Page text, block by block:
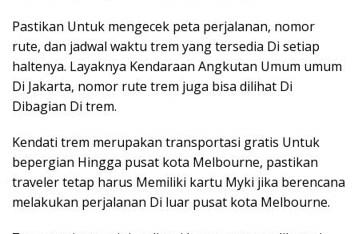
Pastikan Untuk mengecek peta perjalanan, nomor
rute, dan jadwal waktu trem yang tersedia Di setiap
haltenya. Layaknya Kendaraan Angkutan Umum umum
Di Jakarta, nomor rute trem juga bisa dilihat Di
Dibagian Di trem.
Kendati trem merupakan transportasi gratis Untuk
bepergian Hingga pusat kota Melbourne, pastikan
traveler tetap harus Memiliki kartu Myki jika berencana
melakukan perjalanan Di luar pusat kota Melbourne.